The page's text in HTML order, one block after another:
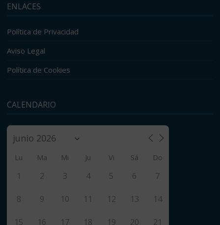
ENLACES
Política de Privacidad
Aviso Legal
Política de Cookies
CALENDARIO
Lu Ma Mi Ju Vi Sá Do
1 2 3 4 5 6 7
8 9 10 11 12 13 14
15 16 17 18 19 20 21